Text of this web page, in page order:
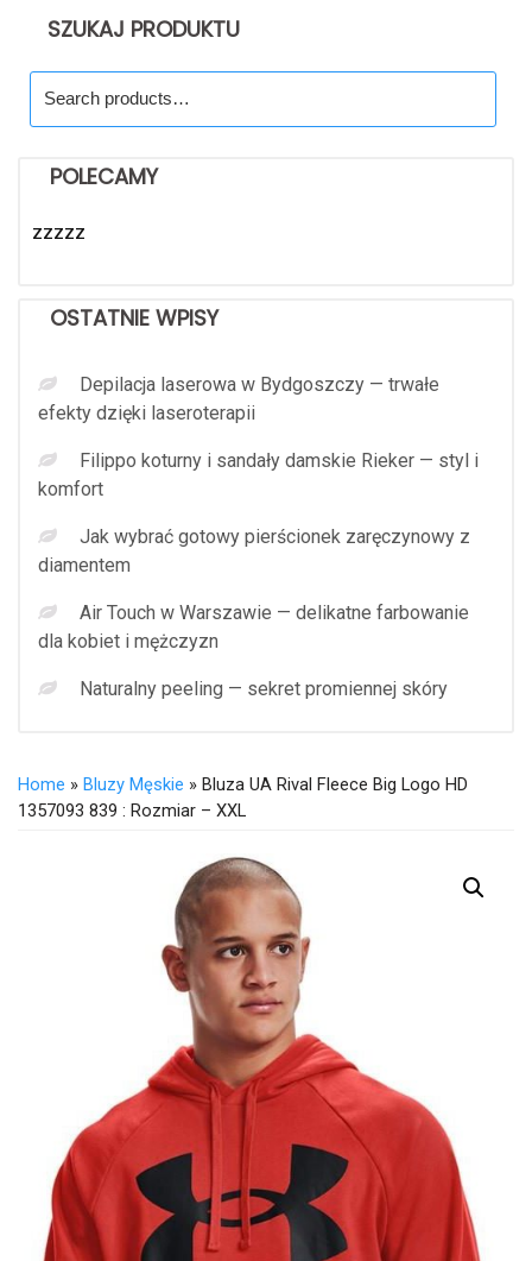
SZUKAJ PRODUKTU
for:
POLECAMY
zzzzz
OSTATNIE WPISY
Depilacja laserowa w Bydgoszczy — trwałe
efekty dzięki laseroterapii
Filippo koturny i sandały damskie Rieker — styl i
komfort
Jak wybrać gotowy pierścionek zaręczynowy z
diamentem
Air Touch w Warszawie — delikatne farbowanie
dla kobiet i mężczyzn
Naturalny peeling — sekret promiennej skóry
Home » Bluzy Męskie » Bluza UA Rival Fleece Big Logo HD
1357093 839 : Rozmiar – XXL